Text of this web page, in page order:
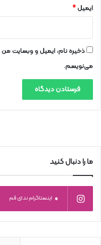
ایمیل*
ذخیره نام، ایمیل و وبسایت من
می‌نویسم.
ما را دنبال کنید
0 اینستاگرام ندای قم